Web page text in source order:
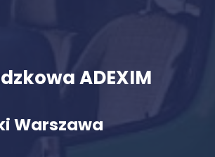
ADEXIM
Warszawa